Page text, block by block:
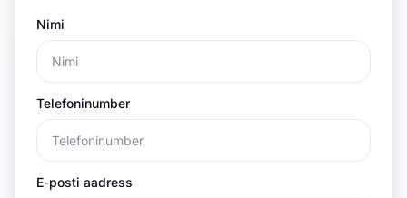
Nimi
Telefoninumber
E-posti aadress